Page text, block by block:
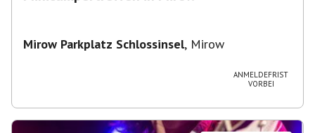
Mirow Parkplatz Schlossinsel, Mirow
ANMELDEFRIST
VORBEI